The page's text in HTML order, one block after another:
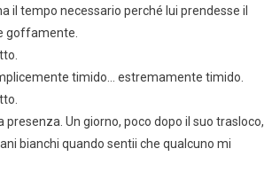
il tempo necessario perché lui prendesse il
goffamente.
timido… estremamente timido.
presenza. Un giorno, poco dopo il suo trasloco,
bianchi quando sentii che qualcuno mi